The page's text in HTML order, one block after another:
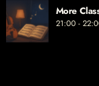
More
21:00 -